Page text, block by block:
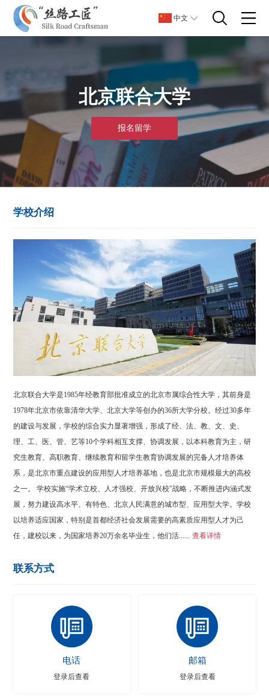
中文
北京联合大学
报名留学
学校介绍
北京联合大学是1985年经教育部批准成立的北京市属综合性大学，其前身是
1978年北京市依靠清华大学、北京大学等创办的36所大学分校。经过30多年
的建设与发展，学校的综合实力显著增强，形成了经、法、教、文、史、
理、工、医、管、艺等10个学科相互支撑、协调发展，以本科教育为主，研
究生教育、高职教育、继续教育和留学生教育协调发展的完备人才培养体
系，是北京市重点建设的应用型人才培养基地，也是北京市规模最大的高校
之一。 学校实施“学术立校、人才强校、开放兴校”战略，不断推进内涵式发
展，努力建设高水平、有特色、北京人民满意的城市型、应用型大学。学校
以培养适应国家，特别是首都经济社会发展需要的高素质应用型人才为己
任，建校以来，为国家培养20万余名毕业生，他们活...... 查看详情
联系方式
电话
登录后查看
邮箱
登录后查看